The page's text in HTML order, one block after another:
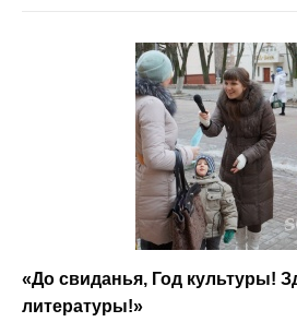
«До свиданья, Год культуры!
литературы!»